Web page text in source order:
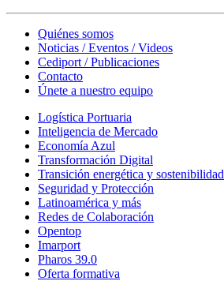
Quiénes somos
Noticias / Eventos / Videos
Cediport / Publicaciones
Contacto
Únete a nuestro equipo
Logística Portuaria
Inteligencia de Mercado
Economía Azul
Transformación Digital
Transición energética y sostenibilidad
Seguridad y Protección
Latinoamérica y más
Redes de Colaboración
Opentop
Imarport
Pharos 39.0
Oferta formativa